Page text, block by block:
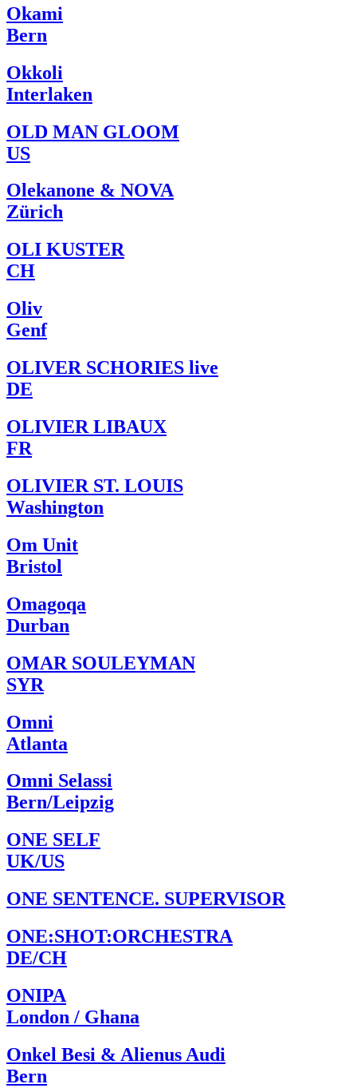
Okami
Bern
Okkoli
Interlaken
OLD MAN GLOOM
US
Olekanone & NOVA
Zürich
OLI KUSTER
CH
Oliv
Genf
OLIVER SCHORIES live
DE
OLIVIER LIBAUX
FR
OLIVIER ST. LOUIS
Washington
Om Unit
Bristol
Omagoqa
Durban
OMAR SOULEYMAN
SYR
Omni
Atlanta
Omni Selassi
Bern/Leipzig
ONE SELF
UK/US
ONE SENTENCE. SUPERVISOR
ONE:SHOT:ORCHESTRA
DE/CH
ONIPA
London / Ghana
Onkel Besi & Alienus Audi
Bern